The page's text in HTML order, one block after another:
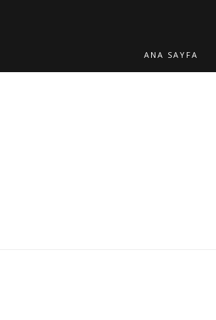
ANA SAYFA